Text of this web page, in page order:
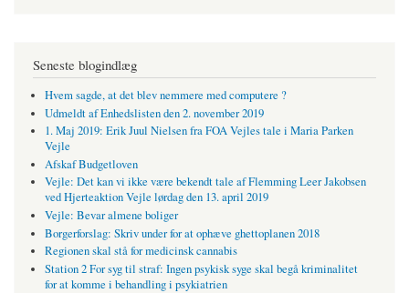
Seneste blogindlæg
Hvem sagde, at det blev nemmere med computere ?
Udmeldt af Enhedslisten den 2. november 2019
1. Maj 2019: Erik Juul Nielsen fra FOA Vejles tale i Maria Parken
Vejle
Afskaf Budgetloven
Vejle: Det kan vi ikke være bekendt tale af Flemming Leer Jakobsen
ved Hjerteaktion Vejle lørdag den 13. april 2019
Vejle: Bevar almene boliger
Borgerforslag: Skriv under for at ophæve ghettoplanen 2018
Regionen skal stå for medicinsk cannabis
Station 2 For syg til straf: Ingen psykisk syge skal begå kriminalitet
for at komme i behandling i psykiatrien